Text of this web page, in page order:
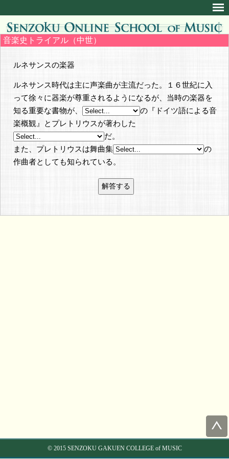
音楽史トライアル（中世）
ルネサンスの楽器
ルネサンス時代は主に声楽曲が主流だった。１６世紀に入
って徐々に器楽が尊重されるようになるが、当時の楽器を
知る重要な書物が、
の『ドイツ語による音
楽概観』とプレトリウスが著わした
だ。
また、プレトリウスは舞曲集
の
作曲者としても知られている。
© 2015 SENZOKU GAKUEN COLLEGE of MUSIC